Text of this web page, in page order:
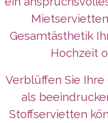
Gesamtästhetik
Hochzeit
Verblüffen Sie
als
Stoffservietten